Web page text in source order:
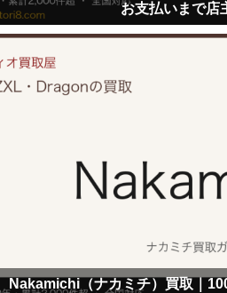
お支払いまで店
Nakamichi（ナカミチ）買取｜